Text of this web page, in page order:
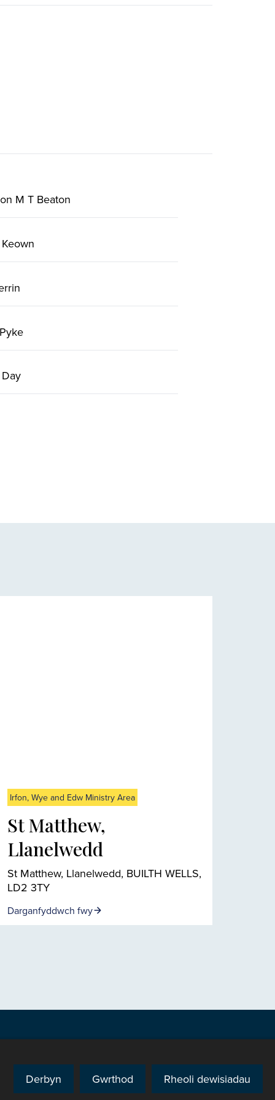
M T Beaton
Irfon, Wye and Edw Ministry Area
St Matthew,
Llanelwedd
St Matthew, Llanelwedd, BUILTH WELLS,
LD2 3TY
Darganfyddwch fwy
Derbyn Gwrthod Rheoli dewisiadau